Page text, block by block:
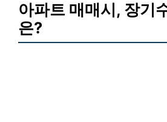
아파트 매매시, 장기
은?